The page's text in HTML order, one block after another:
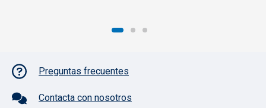
Pie de página con iconos
Preguntas frecuentes
Contacta con nosotros